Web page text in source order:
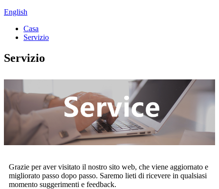
English
Casa
Servizio
Servizio
Grazie per aver visitato il nostro sito web, che viene aggiornato e
migliorato passo dopo passo. Saremo lieti di ricevere in qualsiasi
momento suggerimenti e feedback.